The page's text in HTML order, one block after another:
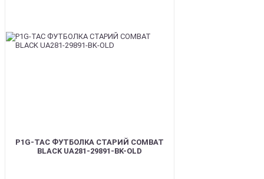
P1G-TAC ФУТБОЛКА СТАРИЙ COMBAT
BLACK UA281-29891-BK-OLD